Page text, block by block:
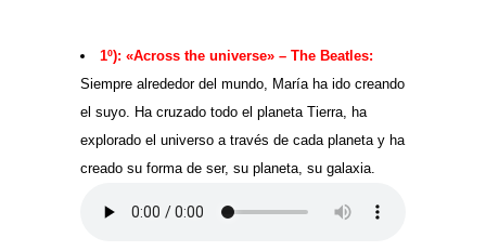
1º): «Across the universe» – The Beatles:
Siempre alrededor del mundo, María ha ido creando
el suyo. Ha cruzado todo el planeta Tierra, ha
explorado el universo a través de cada planeta y ha
creado su forma de ser, su planeta, su galaxia.